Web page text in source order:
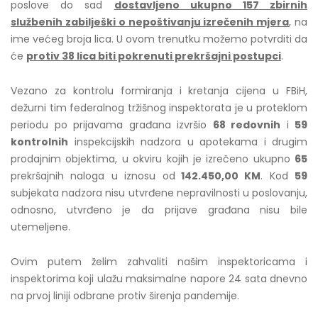
poslove do sad dostavljeno ukupno 157 zbirnih
službenih zabilješki o nepoštivanju izrečenih mjera, na
ime većeg broja lica. U ovom trenutku možemo potvrditi da
će protiv 38 lica biti pokrenuti prekršajni postupci.
Vezano za kontrolu formiranja i kretanja cijena u FBiH,
dežurni tim federalnog tržišnog inspektorata je u proteklom
periodu po prijavama građana izvršio 68 redovnih i 59
kontrolnih inspekcijskih nadzora u apotekama i drugim
prodajnim objektima, u okviru kojih je izrečeno ukupno 65
prekršajnih naloga u iznosu od 142.450,00 KM. Kod 59
subjekata nadzora nisu utvrđene nepravilnosti u poslovanju,
odnosno, utvrđeno je da prijave građana nisu bile
utemeljene.
Ovim putem želim zahvaliti našim inspektoricama i
inspektorima koji ulažu maksimalne napore 24 sata dnevno
na prvoj liniji odbrane protiv širenja pandemije.